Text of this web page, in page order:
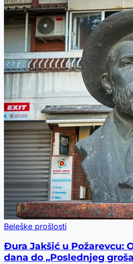
Beleške prošlosti
Đura Jakšić u Požarevcu:
dana do „Poslednjeg